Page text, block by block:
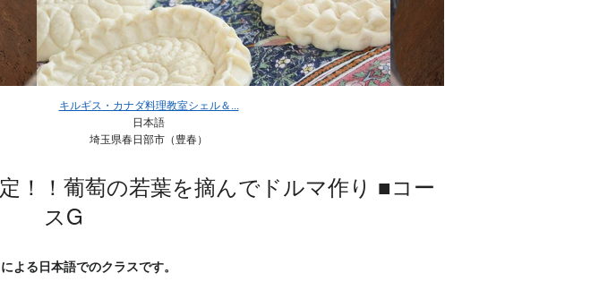
キルギス・カナダ料理教室シェル＆...
日本語
埼玉県春日部市（豊春）
！！葡萄の若葉を摘んでドルマ作り ■コー
スG
よる日本語でのクラスです。